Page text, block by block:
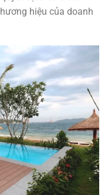
hiệu của doanh